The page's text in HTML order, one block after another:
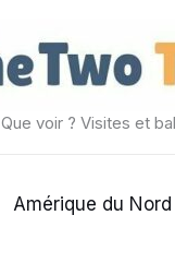
voir ? Visites et
Amérique du Nord